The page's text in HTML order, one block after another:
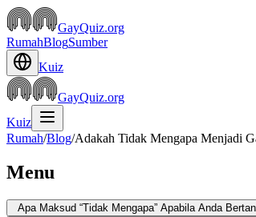
GayQuiz.org
RumahBlogSumber
Kuiz
GayQuiz.org
Kuiz
Rumah/Blog/Adakah Tidak Mengapa Menjadi
Menu
Apa Maksud “Tidak Mengapa” Apabila Anda